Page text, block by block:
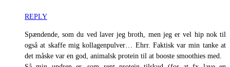
REPLY
Spændende, som du ved laver jeg broth, men jeg er vel hip nok til
også at skaffe mig kollagenpulver… Ehrr. Faktisk var min tanke at
det måske var en god, animalsk protein til at booste smoothies med.